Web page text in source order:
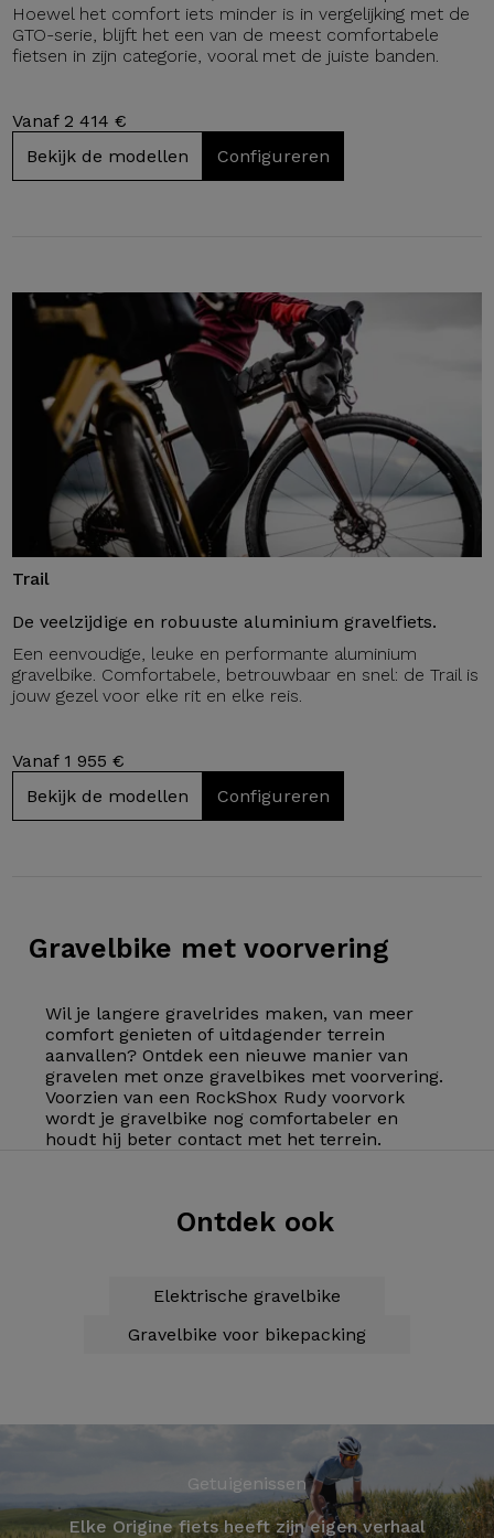
Hoewel het comfort iets minder is in vergelijking met de
GTO-serie, blijft het een van de meest comfortabele
fietsen in zijn categorie, vooral met de juiste banden.
Vanaf 2 414 €
Bekijk de modellen
Configureren
Trail
De veelzijdige en robuuste aluminium gravelfiets.
Een eenvoudige, leuke en performante aluminium
gravelbike. Comfortabele, betrouwbaar en snel: de Trail is
jouw gezel voor elke rit en elke reis.
Vanaf 1 955 €
Bekijk de modellen
Configureren
Gravelbike met voorvering
Wil je langere gravelrides maken, van meer
comfort genieten of uitdagender terrein
aanvallen? Ontdek een nieuwe manier van
gravelen met onze gravelbikes met voorvering.
Voorzien van een RockShox Rudy voorvork
wordt je gravelbike nog comfortabeler en
houdt hij beter contact met het terrein.
Ontdek ook
Elektrische gravelbike
Gravelbike voor bikepacking
Getuigenissen
Elke Origine fiets heeft zijn eigen verhaal